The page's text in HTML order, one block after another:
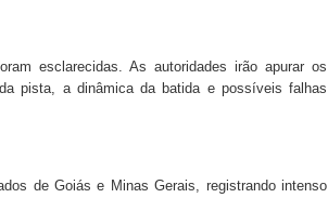
esclarecidas. As autoridades irão apurar os
pista, a dinâmica da batida e possíveis falhas
de Goiás e Minas Gerais, registrando intenso